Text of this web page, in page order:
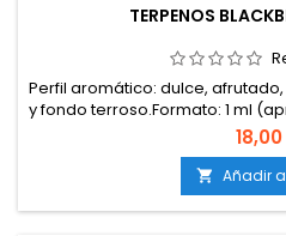
TERPENOS
Perfil aromático: dulce,
y fondo terroso.Formato: 1 ml
% naturales, libres de
aditivos.Elaborados con
sostenibles, libres de OGM y
calidad alimentaria y
 Añadir